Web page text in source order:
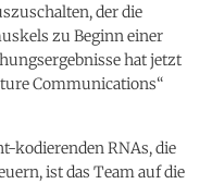
der die
zu Beginn einer
hat jetzt
Communications“
kodierenden RNAs, die
ist das Team auf die